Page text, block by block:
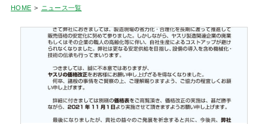
HOME ニュース一覧